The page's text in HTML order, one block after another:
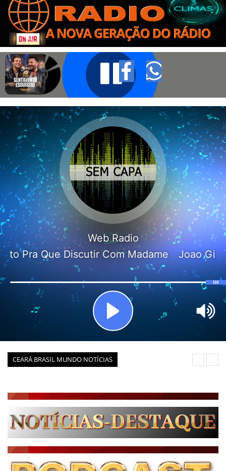
CEARÁ BRASIL MUNDO NOTÍCIAS
CEARÁ BRASIL MUNDO 1
BRASIL DE FATO
NOTÍCIAS GERAIS
CONECTE-SE
REGISTO